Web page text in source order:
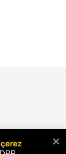
×
çerez